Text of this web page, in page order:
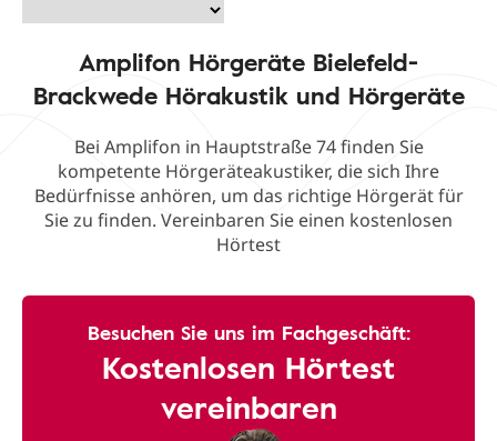
Amplifon Hörgeräte Bielefeld-
Brackwede Hörakustik und Hörgeräte
Bei Amplifon in Hauptstraße 74 finden Sie
kompetente Hörgeräteakustiker, die sich Ihre
Bedürfnisse anhören, um das richtige Hörgerät für
Sie zu finden. Vereinbaren Sie einen kostenlosen
Hörtest
Besuchen Sie uns im Fachgeschäft:
Kostenlosen Hörtest
vereinbaren